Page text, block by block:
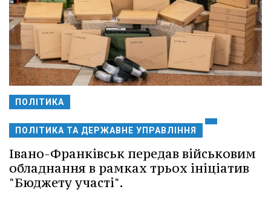
ПОЛІТИКА
ПОЛІТИКА ТА ДЕРЖАВНЕ УПРАВЛІННЯ
Івано-Франківськ передав військовим
обладнання в рамках трьох ініціатив
"Бюджету участі".